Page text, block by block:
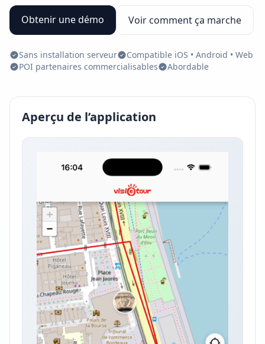
Obtenir une démo Voir comment ça marche
Sans installation serveur
Compatible iOS • Android • Web
POI partenaires commercialisables
Abordable
Aperçu de l’application